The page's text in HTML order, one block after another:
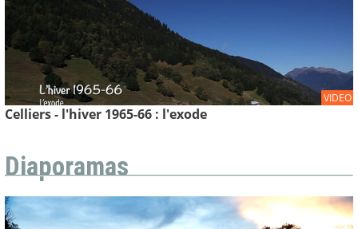
VIDEO
Celliers - l'hiver 1965-66 : l'exode
Diaporamas